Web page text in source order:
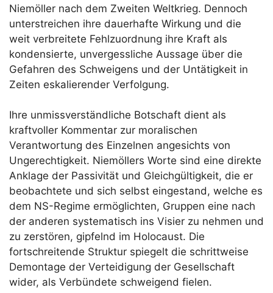
Niemöller nach dem Zweiten Weltkrieg. Dennoch
unterstreichen ihre dauerhafte Wirkung und die
weit verbreitete Fehlzuordnung ihre Kraft als
kondensierte, unvergessliche Aussage über die
Gefahren des Schweigens und der Untätigkeit in
Zeiten eskalierender Verfolgung.
Ihre unmissverständliche Botschaft dient als
kraftvoller Kommentar zur moralischen
Verantwortung des Einzelnen angesichts von
Ungerechtigkeit. Niemöllers Worte sind eine direkte
Anklage der Passivität und Gleichgültigkeit, die er
beobachtete und sich selbst eingestand, welche es
dem NS-Regime ermöglichten, Gruppen eine nach
der anderen systematisch ins Visier zu nehmen und
zu zerstören, gipfelnd im Holocaust. Die
fortschreitende Struktur spiegelt die schrittweise
Demontage der Verteidigung der Gesellschaft
wider, als Verbündete schweigend fielen.